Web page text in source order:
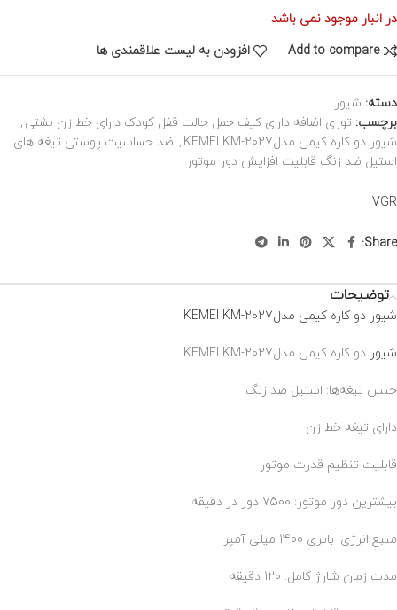
در انبار موجود نمی باشد
Add to compare
افزودن به لیست علاقمندی ها
دسته: شیور
برچسب: توری اضافه دارای کیف حمل حالت قفل کودک دارای خط زن بشتی ,
شیور دو کاره کیمی مدلKEMEI KM-2027
, ضد حساسیت پوستی تیغه های
استیل ضد زنگ قابلیت افزایش دور موتور
VGR
Share:
توضیحات
شیور دو کاره کیمی مدلKEMEI KM-2027
شیور دو کاره کیمی مدلKEMEI KM-2027
جنس تیغه‌ها: استیل ضد زنگ
دارای تیغه‌ خط زن
قابلیت تنظیم قدرت موتور
بیشترین دور موتور: 7500 دور در دقیقه
منبع انرژی: باتری 1400 میلی آمپر
مدت زمان شارژ کامل: 120 دقیقه